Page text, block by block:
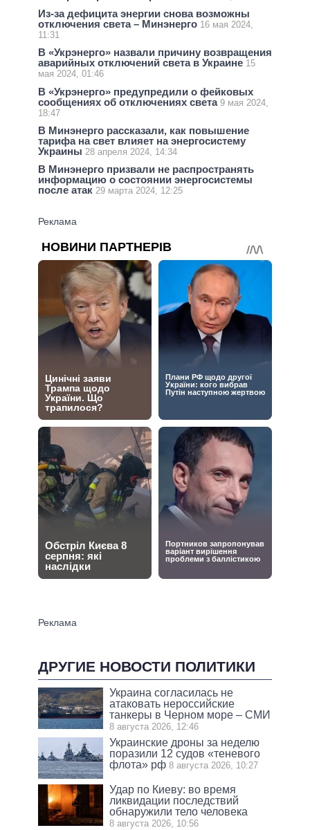
Из-за дефицита энергии снова возможны
отключения света – Минэнерго 16 мая 2024,
11:31
В «Укрэнерго» назвали причину возвращения
аварийных отключений света в Украине 15
мая 2024, 01:46
В «Укрэнерго» предупредили о фейковых
сообщениях об отключениях света 9 мая 2024,
18:47
В Минэнерго рассказали, как повышение
тарифа на свет влияет на энергосистему
Украины 28 апреля 2024, 14:34
В Минэнерго призвали не распространять
информацию о состоянии энергосистемы
после атак 29 марта 2024, 12:25
ДРУГИЕ НОВОСТИ ПОЛИТИКИ
Украина согласилась не
атаковать нероссийские
танкеры в Черном море – СМИ
8 августа 2026, 12:46
Украинские дроны за неделю
поразили 12 судов «теневого
флота» рф 8 августа 2026, 10:27
Удар по Киеву: во время
ликвидации последствий
обнаружили тело человека
8 августа 2026, 10:56